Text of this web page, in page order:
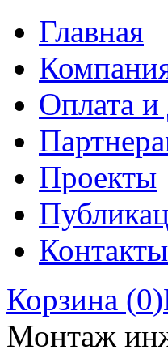
Главная
Оплата и
Проекты
Контакты
Корзина (0)
Монтаж